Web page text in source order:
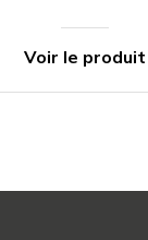
Voir le produit